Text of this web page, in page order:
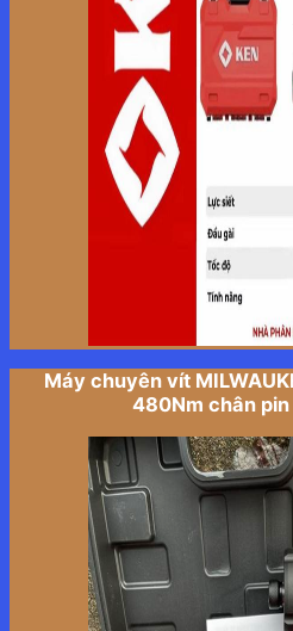
Máy chuyên vít
480Nm chân